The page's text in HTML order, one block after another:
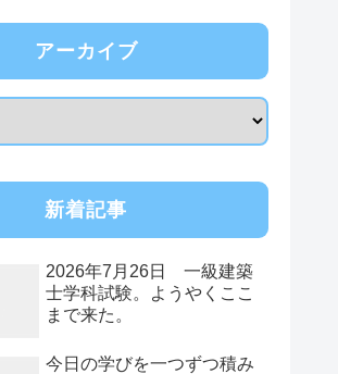
アーカイブ
新着記事
2026年7月26日 一級建築
士学科試験。ようやくここ
まで来た。
今日の学びを一つずつ積み